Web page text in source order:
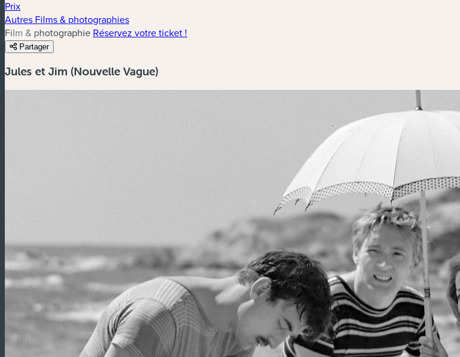
Prix
Autres Films & photographies
Film & photographie Réservez votre ticket !
Partager
Jules et Jim (Nouvelle Vague)